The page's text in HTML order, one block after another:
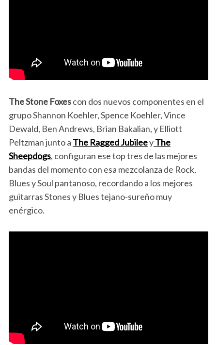
The Stone Foxescon dos nuevos componentes en el
grupo Shannon Koehler, Spence Koehler, Vince
Dewald, Ben Andrews, Brian Bakalian, y Elliott
Peltzman junto a The Ragged JubileeyThe
Sheepdogs, configuran ese top tres de las mejores
bandas del momento con esa mezcolanza de Rock,
Blues y Soul pantanoso, recordando a los mejores
guitarras Stones y Blues tejano-sureño muy
enérgico.